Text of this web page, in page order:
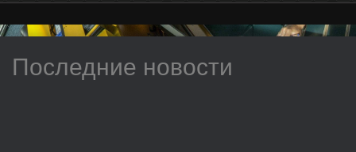
Последние новости